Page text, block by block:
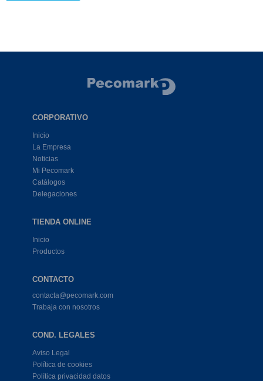
CORPORATIVO
Inicio
La Empresa
Noticias
Mi Pecomark
Catálogos
Delegaciones
TIENDA ONLINE
Inicio
Productos
CONTACTO
contacta@pecomark.com
Trabaja con nosotros
COND. LEGALES
Aviso Legal
Política de cookies
Política privacidad datos